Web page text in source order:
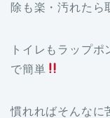
除も楽・汚れたら
トイレもラップ
で簡単
慣れればそんなに